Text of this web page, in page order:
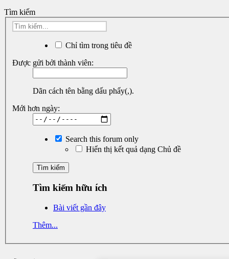
Tìm kiếm
Chỉ tìm trong tiêu đề
Được gửi bởi thành viên:
Dãn cách tên bằng dấu phẩy(,).
Mới hơn ngày:
Search this forum only
Hiển thị kết quả dạng Chủ đề
Tìm kiếm hữu ích
Bài viết gần đây
Thêm...